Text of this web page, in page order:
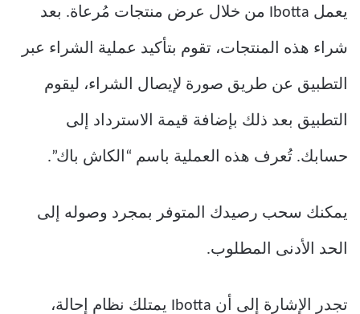
يعمل Ibotta من خلال عرض منتجات مُرعاة. بعد
شراء هذه المنتجات، تقوم بتأكيد عملية الشراء عبر
التطبيق عن طريق صورة لإيصال الشراء، ليقوم
التطبيق بعد ذلك بإضافة قيمة الاسترداد إلى
حسابك. تُعرف هذه العملية باسم “الكاش باك”.
يمكنك سحب رصيدك المتوفر بمجرد وصوله إلى
الحد الأدنى المطلوب.
تجدر الإشارة إلى أن Ibotta يمتلك نظام إحالة،